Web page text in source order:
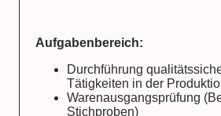
Aufgabenbereich:
Durchführung
Tätigkeiten in der
Warenausgangsprüfung
Stichproben)